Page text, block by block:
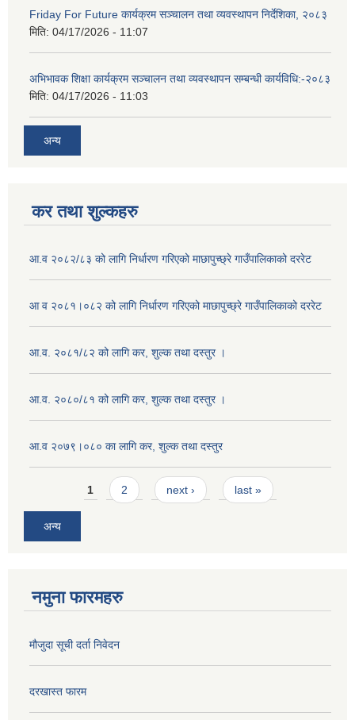
Friday For Future कार्यक्रम सञ्चालन तथा व्यवस्थापन निर्देशिका, २०८३
मिति: 04/17/2026 - 11:07
अभिभावक शिक्षा कार्यक्रम सञ्चालन तथा व्यवस्थापन सम्बन्धी कार्यविधि:-२०८३
मिति: 04/17/2026 - 11:03
अन्य
कर तथा शुल्कहरु
आ.व २०८२/८३ को लागि निर्धारण गरिएको माछापुच्छ्रे गाउँपालिकाको दररेट
आ व २०८१।०८२ को लागि निर्धारण गरिएको माछापुच्छ्रे गाउँपालिकाको दररेट
आ.व. २०८१/८२ को लागि कर, शुल्क तथा दस्तुर ।
आ.व. २०८०/८१ को लागि कर, शुल्क तथा दस्तुर ।
आ.व २०७९।०८० का लागि कर, शुल्क तथा दस्तुर
Pages1 2 next › last »
अन्य
नमुना फारमहरु
मौजुदा सूची दर्ता निवेदन
दरखास्त फारम